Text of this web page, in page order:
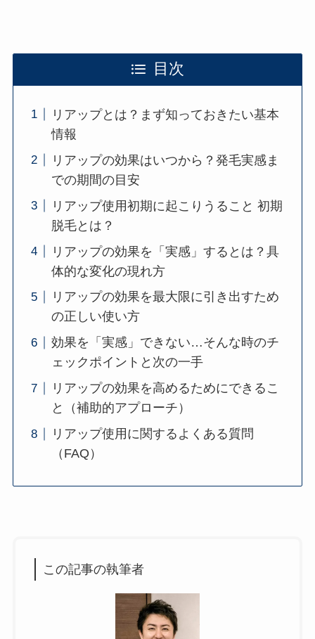
目次
リアップとは？まず知っておきたい基本
情報
リアップの効果はいつから？発毛実感ま
での期間の目安
リアップ使用初期に起こりうること 初期
脱毛とは？
リアップの効果を「実感」するとは？具
体的な変化の現れ方
リアップの効果を最大限に引き出すため
の正しい使い方
効果を「実感」できない…そんな時のチ
ェックポイントと次の一手
リアップの効果を高めるためにできるこ
と（補助的アプローチ）
リアップ使用に関するよくある質問
（FAQ）
この記事の執筆者